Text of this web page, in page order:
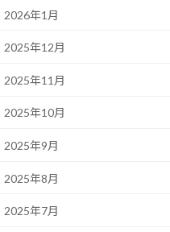
2026年1月
2025年12月
2025年11月
2025年10月
2025年9月
2025年8月
2025年7月